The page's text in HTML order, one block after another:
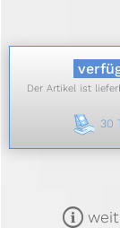
Der Artikel ist
30
m